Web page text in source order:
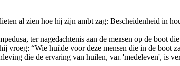
al zien hoe hij zijn ambt zag: Bescheidenheid in
ter nagedachtenis aan de mensen op de boot
vroeg: “Wie huilde voor deze mensen die in de boot
die de ervaring van huilen, van 'medeleven', is